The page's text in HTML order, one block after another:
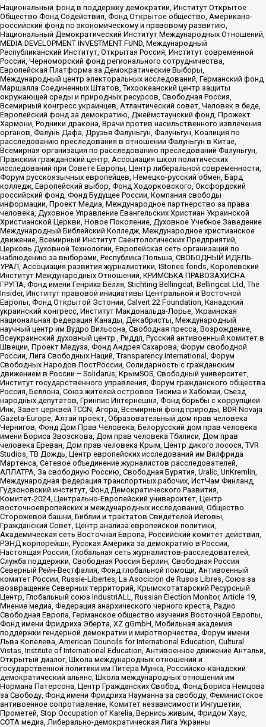
Национальный фонд в поддержку демократии, Институт Открытое
Общество Фонд Содействия, Фонд Открытое общество, Американо-
российский фонд по экономическому и правовому развитию,
Национальный Демократический Институт Международных Отношений,
MEDIA DEVELOPMENT INVESTMENT FUND, Международный
Республиканский Институт, Открытая Россия, Институт современной
России, Черноморский фонд регионального сотрудничества,
Европейская Платформа за Демократические Выборы,
Международный центр электоральных исследований, Германский фонд
Маршалла Соединенных Штатов, Тихоокеанский центр защиты
окружающей среды и природных ресурсов, Свободная Россия,
Всемирный конгресс украинцев, Атлантический совет, Человек в беде,
Европейский фонд за демократию, Джеймстаунский фонд, Прожект
Хармони, Родники дракона, Врачи против насильственного извлечения
органов, Фалунь Дафа, Друзья Фалуньгун, Фалуньгун, Коалиция по
расследованию преследования в отношении Фалуньгун в Китае,
Всемирная организация по расследованию преследований Фалуньгун,
Пражский гражданский центр, Ассоциация школ политических
исследований при Совете Европы, Центр либеральной современности,
Форум русскоязычных европейцев, Немецко-русский обмен, Бард
колледж, Европейский выбор, Фонд Ходорковского, Оксфордский
российский фонд, Фонд Будущее России, Компания свободы
информации, Проект Медиа, Международное партнерство за права
человека, Духовное Управление Евангельских Христиан Украинской
Христианской Церкви, Новое Поколение, Духовное Учебное Заведение
Международный Библейский Колледж, Международное христианское
движение, Всемирный Институт Саентологических Предприятий,
Церковь Духовной Технологии, Европейская сеть организаций по
наблюдению за выборами, Республика Польша, СВОБОДНЫЙ ИДЕЛЬ-
УРАЛ, Ассоциация развития журналистики, IStories fonds, Королевский
Институт Международных Отношений, КРИМСЬКА ПРАВОЗАХИСНА
ГРУПА, Фонд имени Генриха Бёлля, Stichting Bellingcat, Bellingcat Ltd, The
Insider, Институт правовой инициативы Центральной и Восточной
Европы, Фонд Открытой Эстонии, Calvert 22 Foundation, Канадский
украинский конгресс, Институт Макдональда-Лорье, Украинская
национальная федерация Канады, Декабристы, Международный
научный центр им Вудро Вильсона, Свободная пресса, Возрождение,
Всеукраинский духовный центр , Риддл, Русский антивоенный комитет в
Швеции, Проект Медуза, Фонд Андрея Сахарова, Форум свободной
России, Лига Свободных Наций, Transparеncy International, Форум
Свободных Народов ПостРоссии, Солидарность с гражданским
движением в России – Solidarus, КрымSOS, Свободный университет,
Институт государственного управления, Форум гражданского общества
Россия, Беллона, Союз жителей островов Тисима и Хабомаи, Съезд
народных депутатов, Гринпис Интернешнл, Фонд борьбы с коррупцией
Инк, Завет церквей TCCN, Агора, Всемирный фонд природы, BDR Novaja
Gazeta-Europe, Алтай проект, Образовательный дом прав человека
Чернигов, Фонд Дом Прав Человека, Белорусский дом прав человека
имени Бориса Звозскова, Дом прав человека Тбилиси, Дом прав
человека Ереван, Дом прав человека Крым, Центр дикого лосося, TVR
Studios, ТВ Дождь, Центр европейских исследований им Вилфрида
Мартенса, Сетевое объединение журналистов расследователей,
АЛЛАТРА, За свободную Россию, Свободная Бурятия, Uralic, UnKremlin,
Международная федерация транспортных рабочих, ИстЧам Финланд,
Гудзоновский институт, Фонд Демократического Развития,
Комитет-2024, Центрально-Европейский университет, Центр
восточноевропейских и международных исследований, Общество
Сторожевой башни, Библии и трактатов Свидетелей Иеговы,
Гражданский Совет, Центр анализа европейской политики,
Академическая сеть Восточная Европа, Российский комитет действия,
РЭНД корпорейшн, Русская Америка за демократию в России,
Настоящая Россия, Глобальная сеть журналистов-расследователей,
Служба поддержки, Свободная Россия Берлин, Свободная Россия
Северный Рейн-Вестфалия, Фонд глобальной помощи, Антивоенный
комитет России, Russie-Libertes, La Asocicion de Rusos Libres, Союз за
возвращение Северных территорий, Крымскотатарский Ресурсный
Центр, Глобальный союз IndustriALL, Russian Election Monitor, Article 19,
Мнение медиа, Федерация анархического черного креста, Радио
Свободная Европа, Германское общество изучения Восточной Европы,
Фонд имени Фридриха Эберта, XZ gGmbH, Мобильная академия
поддержки гендерной демократии и миротворчества, Форум имени
Льва Копелева, American Councils for International Education, Cultural
Vistas, Institute of International Education, Антивоенное движение Антальи,
Открытый диалог, Школа международных отношений и
государственной политики им Питера Мунка, Российско-канадский
демократический альянс, Школа международных отношений им
Нормана Патерсона, Центр Гражданских Свобод, Фонд Бориса Немцова
за Свободу, Фонд имени Фридриха Науманна за свободу, Феминистское
антивоенное сопротивление, Комитет независимости Ингушетии,
Прометей, Stop Occupation of Karelia, Вернись живым, Фридом Хаус,
СОТА медиа, Либерально-демократическая Лига Украины